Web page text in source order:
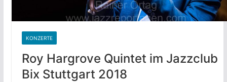
KONZERTE
Roy Hargrove Quintet im Jazzclub
Bix Stuttgart 2018